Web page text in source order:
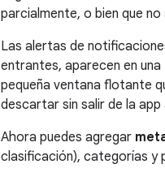
parcialmente, o bien que
Las alertas de
entrantes, aparecen en una
pequeña ventana flotante
descartar sin salir de la app
Ahora puedes agregar
clasificación), categorías y